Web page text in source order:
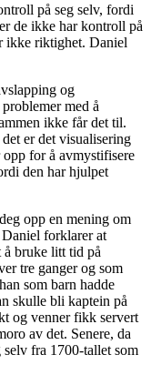
på seg selv, fordi
de ikke har kontroll på
ikke riktighet. Daniel
og
med å
ikke får det til.
er det visualisering
for å avmystifisere
den har hjulpet
opp en mening om
forklarer at
å bruke litt tid på
tre ganger og som
som barn hadde
skulle bli kaptein på
og venner fikk servert
av det. Senere, da
fra 1700-tallet som